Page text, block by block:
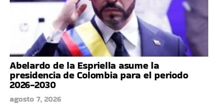
Abelardo de la Espriella asume la
presidencia de Colombia para el periodo
2026-2030
agosto 7, 2026